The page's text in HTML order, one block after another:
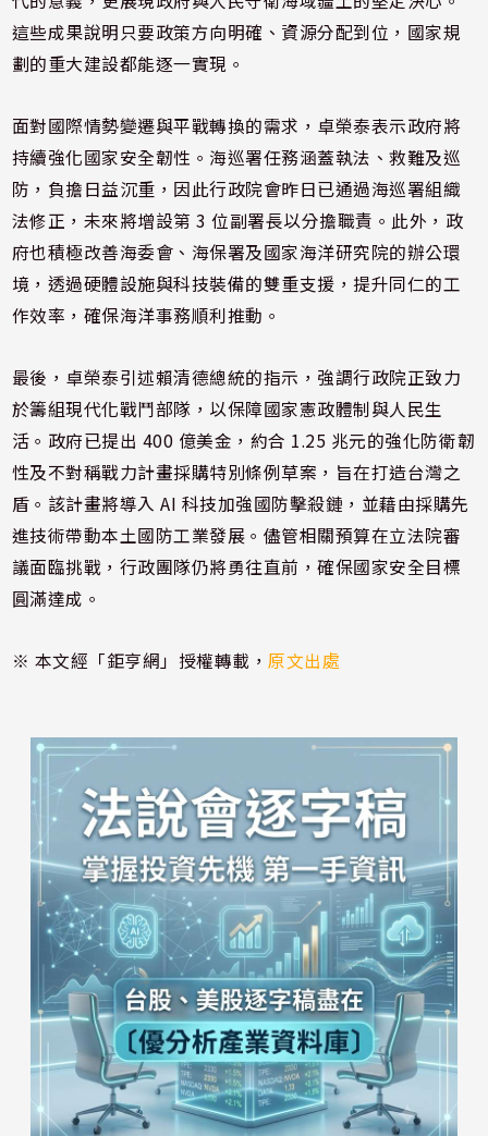
這些成果說明只要政策方向明確、資源分配到位，國家規
劃的重大建設都能逐一實現。
面對國際情勢變遷與平戰轉換的需求，卓榮泰表示政府將
持續強化國家安全韌性。海巡署任務涵蓋執法、救難及巡
防，負擔日益沉重，因此行政院會昨日已通過海巡署組織
法修正，未來將增設第 3 位副署長以分擔職責。此外，政
府也積極改善海委會、海保署及國家海洋研究院的辦公環
境，透過硬體設施與科技裝備的雙重支援，提升同仁的工
作效率，確保海洋事務順利推動。
最後，卓榮泰引述賴清德總統的指示，強調行政院正致力
於籌組現代化戰鬥部隊，以保障國家憲政體制與人民生
活。政府已提出 400 億美金，約合 1.25 兆元的強化防衛韌
性及不對稱戰力計畫採購特別條例草案，旨在打造台灣之
盾。該計畫將導入 AI 科技加強國防擊殺鏈，並藉由採購先
進技術帶動本土國防工業發展。儘管相關預算在立法院審
議面臨挑戰，行政團隊仍將勇往直前，確保國家安全目標
圓滿達成。
※ 本文經「鉅亨網」授權轉載，原文出處